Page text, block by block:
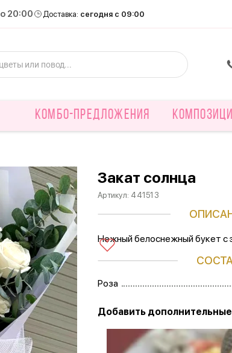
20:00 Доставка: сегодня с 09:00
КОМБО-ПРЕДЛОЖЕНИЯ
Закат солнца
Артикул: 441513
Нежный белоснежный букет с
Роза
Добавить